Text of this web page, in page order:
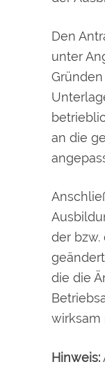
Den
unter
an die
der bzw.
die die
wirksam
Hinweis: